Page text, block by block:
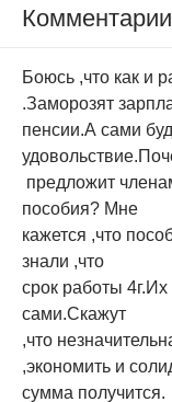
Боюсь ,что как и
.Заморозят
пенсии.А сами
предложит
пособия? Мне
кажется ,что
знали ,что
срок работы 4г.Их
сами.Скажут
,что
,экономить и
сумма получится.